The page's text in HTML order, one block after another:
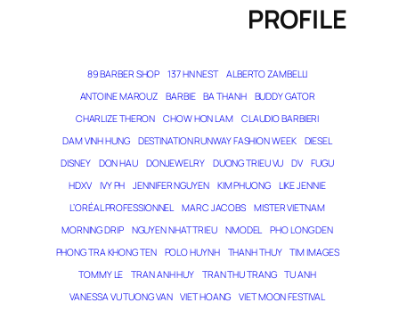
PROFILE
89 BARBER SHOP 137 HN NEST
ALBERTO ZAMBELLI
ANTOINE MAROUZ
BARBIE BA THANH
BUDDY GATOR
CHARLIZE THERON
CHOW HON LAM
CLAUDIO BARBIERI
DAM VINH HUNG
DESTINATION RUNWAY FASHION WEEK
DIESEL
DISNEY
DON HAU DONJEWELRY DUONG TRIEU VU DV
FUGU
HDXV
IVY PH JENNIFER NGUYEN KIM PHUONG
LIKE JENNIE
L’ORÉAL PROFESSIONNEL
MARC JACOBS
MISTER VIETNAM
MORNING DRIP
NGUYEN NHAT TRIEU NMODEL
PHO LONG DEN
PHONG TRA KHONG TEN
POLO HUYNH THANH THUY
TIM IMAGES
TOMMY LE
TRAN ANH HUY TRAN THU TRANG
TU ANH
VANESSA VU TUONG VAN
VIET HOANG
VIET MOON FESTIVAL